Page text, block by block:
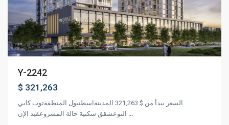
Y-2242
$ 321,263
السعر يبدأ من $ 321,263 المدينةاسطنبول المنطقةتوب كابي
...